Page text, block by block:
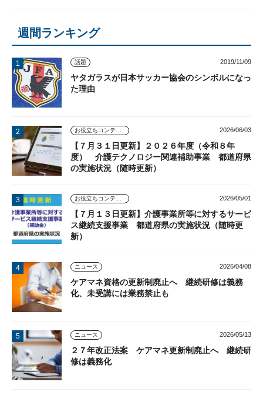
週間ランキング
話題 2019/11/09
ヤタガラスが日本サッカー協会のシンボルになっ
た理由
お役立ちコンテンツ 2026/06/03
【７月３１日更新】２０２６年度（令和８年
度） 介護テクノロジー関連補助事業 都道府県
の実施状況（随時更新）
お役立ちコンテンツ 2026/05/01
【７月１３日更新】介護事業所等に対するサービ
ス継続支援事業 都道府県の実施状況（随時更
新）
ニュース 2026/04/08
ケアマネ資格の更新制廃止へ 継続研修は義務
化、未受講には業務禁止も
ニュース 2026/05/13
２７年改正法案 ケアマネ更新制廃止へ 継続研
修は義務化